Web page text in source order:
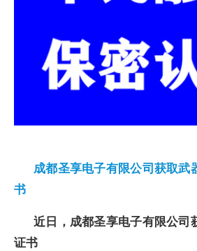
成都圣享电子有限公司获取武
书
近日，成都圣享电子有限公司
证书